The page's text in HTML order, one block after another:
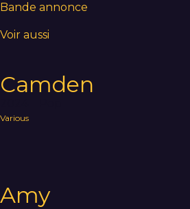
Bande annonce
Voir aussi
Camden
Various
Amy